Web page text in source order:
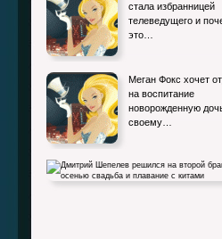
стала избранницей
телеведущего и
это…
Меган Фокс хочет
на воспитание
новорожденную
своему…